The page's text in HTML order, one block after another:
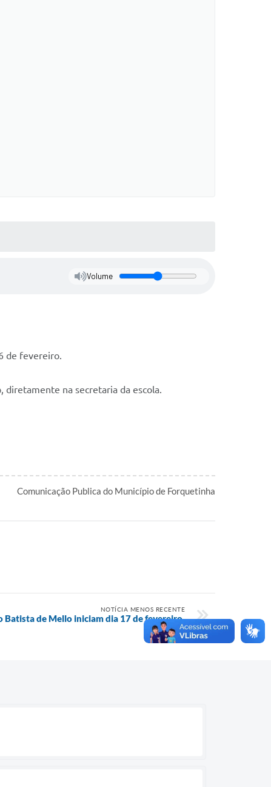
Volume
de fevereiro.
diretamente na secretaria da escola.
Comunicação Publica do Município de Forquetinha
NOTÍCIA MENOS RECENTE
Batista de Mello iniciam dia 17 de fevereiro.